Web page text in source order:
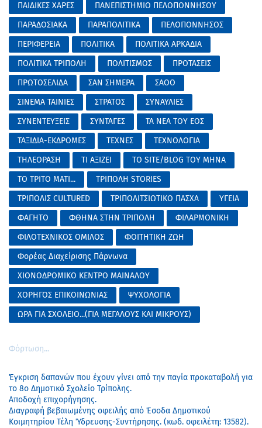
ΠΑΙΔΙΚΕΣ ΧΑΡΕΣ
ΠΑΝΕΠΙΣΤΗΜΙΟ ΠΕΛΟΠΟΝΝΗΣΟΥ
ΠΑΡΑΔΟΣΙΑΚΑ
ΠΑΡΑΠΟΛΙΤΙΚΑ
ΠΕΛΟΠΟΝΝΗΣΟΣ
ΠΕΡΙΦΕΡΕΙΑ
ΠΟΛΙΤΙΚΑ
ΠΟΛΙΤΙΚΑ ΑΡΚΑΔΙΑ
ΠΟΛΙΤΙΚΑ ΤΡΙΠΟΛΗ
ΠΟΛΙΤΙΣΜΟΣ
ΠΡΟΤΑΣΕΙΣ
ΠΡΩΤΟΣΕΛΙΔΑ
ΣΑΝ ΣΗΜΕΡΑ
ΣΑΟΟ
ΣΙΝΕΜΑ ΤΑΙΝΙΕΣ
ΣΤΡΑΤΟΣ
ΣΥΝΑΥΛΙΕΣ
ΣΥΝΕΝΤΕΥΞΕΙΣ
ΣΥΝΤΑΓΕΣ
ΤΑ ΝΕΑ ΤΟΥ ΕΟΣ
ΤΑΞΙΔΙΑ-ΕΚΔΡΟΜΕΣ
ΤΕΧΝΕΣ
ΤΕΧΝΟΛΟΓΙΑ
ΤΗΛΕΟΡΑΣΗ
ΤΙ ΑΞΙΖΕΙ
ΤΟ SITE/BLOG ΤΟΥ ΜΗΝΑ
ΤΟ ΤΡΙΤΟ ΜΑΤΙ...
ΤΡΙΠΟΛΗ STORIES
ΤΡΙΠΟΛΙΣ CULTURED
ΤΡΙΠΟΛΙΤΣΙΩΤΙΚΟ ΠΑΣΧΑ
ΥΓΕΙΑ
ΦΑΓΗΤΟ
ΦΘΗΝΑ ΣΤΗΝ ΤΡΙΠΟΛΗ
ΦΙΛΑΡΜΟΝΙΚΗ
ΦΙΛΟΤΕΧΝΙΚΟΣ ΟΜΙΛΟΣ
ΦΟΙΤΗΤΙΚΗ ΖΩΗ
Φορέας Διαχείρισης Πάρνωνα
ΧΙΟΝΟΔΡΟΜΙΚΟ ΚΕΝΤΡΟ ΜΑΙΝΑΛΟΥ
ΧΟΡΗΓΟΣ ΕΠΙΚΟΙΝΩΝΙΑΣ
ΨΥΧΟΛΟΓΙΑ
ΩΡΑ ΓΙΑ ΣΧΟΛΕΙΟ...(ΓΙΑ ΜΕΓΑΛΟΥΣ ΚΑΙ ΜΙΚΡΟΥΣ)
Φόρτωση...
Έγκριση δαπανών που έχουν γίνει από την παγία προκαταβολή για
το 8ο Δημοτικό Σχολείο Τρίπολης.
Αποδοχή επιχορήγησης.
Διαγραφή βεβαιωμένης οφειλής από Έσοδα Δημοτικού
Κοιμητηρίου Τέλη Ύδρευσης-Συντήρησης. (κωδ. οφειλέτη: 13582).